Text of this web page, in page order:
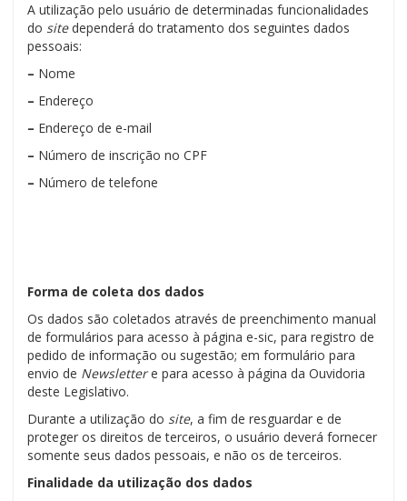
A utilização pelo usuário de determinadas funcionalidades
do sitedependerá do tratamento dos seguintes dados
pessoais:
– Nome
– Endereço
– Endereço de e-mail
– Número de inscrição no CPF
– Número de telefone
Forma de coleta dos dados
Os dados são coletados através de preenchimento manual
de formulários para acesso à página e-sic, para registro de
pedido de informação ou sugestão; em formulário para
envio de Newslettere para acesso à página da Ouvidoria
deste Legislativo.
Durante a utilização do site, a fim de resguardar e de
proteger os direitos de terceiros, o usuário deverá fornecer
somente seus dados pessoais, e não os de terceiros.
Finalidade da utilização dos dados